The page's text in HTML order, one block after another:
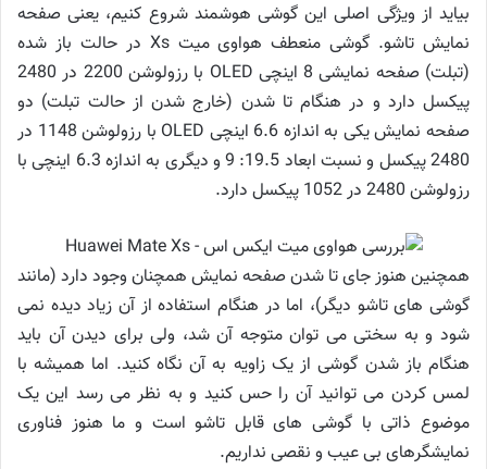
بیاید از ویژگی اصلی این گوشی هوشمند شروع کنیم، یعنی صفحه
نمایش تاشو. گوشی منعطف هواوی میت Xs در حالت باز شده
(تبلت) صفحه نمایشی 8 اینچی OLED با رزولوشن 2200 در 2480
پیکسل دارد و در هنگام تا شدن (خارج شدن از حالت تبلت) دو
صفحه نمایش یکی به اندازه 6.6 اینچی OLED با رزولوشن 1148 در
2480 پیکسل و نسبت ابعاد 19.5: 9 و دیگری به اندازه 6.3 اینچی با
رزولوشن 2480 در 1052 پیکسل دارد.
همچنین هنوز جای تا شدن صفحه نمایش همچنان وجود دارد (مانند
گوشی های تاشو دیگر)، اما در هنگام استفاده از آن زیاد دیده نمی
شود و به سختی می توان متوجه آن شد، ولی برای دیدن آن باید
هنگام باز شدن گوشی از یک زاویه به آن نگاه کنید. اما همیشه با
لمس کردن می توانید آن را حس کنید و به نظر می رسد این یک
موضوع ذاتی با گوشی های قابل تاشو است و ما هنوز فناوری
نمایشگرهای بی عیب و نقصی نداریم.